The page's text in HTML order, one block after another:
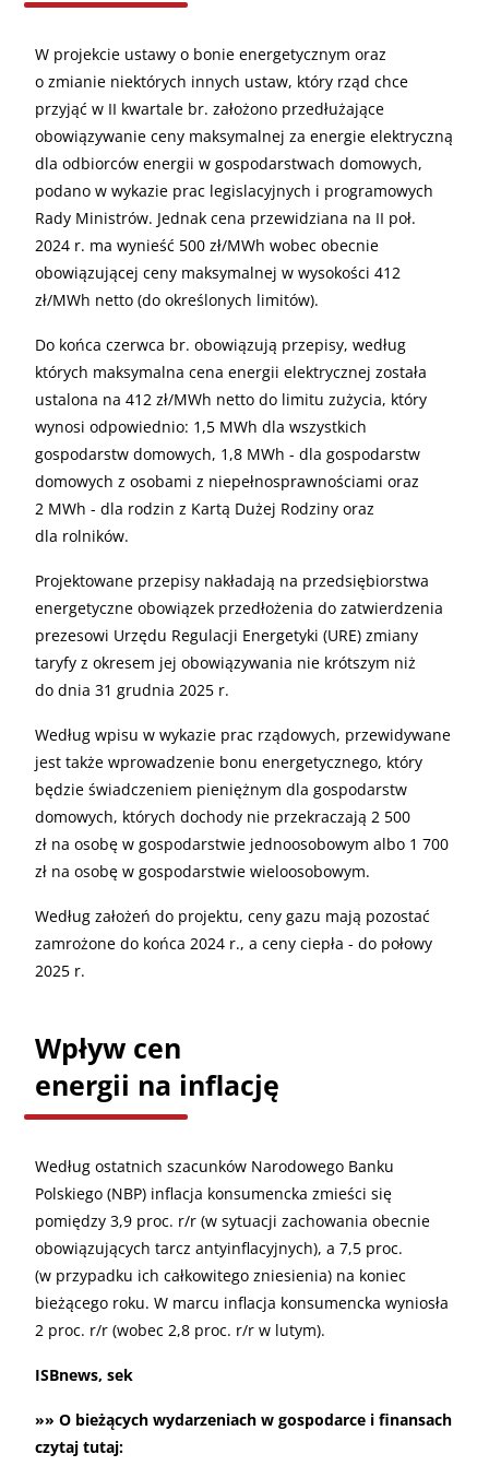
W projekcie ustawy o bonie energetycznym oraz
o zmianie niektórych innych ustaw, który rząd chce
przyjąć w II kwartale br. założono przedłużające
obowiązywanie ceny maksymalnej za energie elektryczną
dla odbiorców energii w gospodarstwach domowych,
podano w wykazie prac legislacyjnych i programowych
Rady Ministrów. Jednak cena przewidziana na II poł.
2024 r. ma wynieść 500 zł/MWh wobec obecnie
obowiązującej ceny maksymalnej w wysokości 412
zł/MWh netto (do określonych limitów).
Do końca czerwca br. obowiązują przepisy, według
których maksymalna cena energii elektrycznej została
ustalona na 412 zł/MWh netto do limitu zużycia, który
wynosi odpowiednio: 1,5 MWh dla wszystkich
gospodarstw domowych, 1,8 MWh - dla gospodarstw
domowych z osobami z niepełnosprawnościami oraz
2 MWh - dla rodzin z Kartą Dużej Rodziny oraz
dla rolników.
Projektowane przepisy nakładają na przedsiębiorstwa
energetyczne obowiązek przedłożenia do zatwierdzenia
prezesowi Urzędu Regulacji Energetyki (URE) zmiany
taryfy z okresem jej obowiązywania nie krótszym niż
do dnia 31 grudnia 2025 r.
Według wpisu w wykazie prac rządowych, przewidywane
jest także wprowadzenie bonu energetycznego, który
będzie świadczeniem pieniężnym dla gospodarstw
domowych, których dochody nie przekraczają 2 500
zł na osobę w gospodarstwie jednoosobowym albo 1 700
zł na osobę w gospodarstwie wieloosobowym.
Według założeń do projektu, ceny gazu mają pozostać
zamrożone do końca 2024 r., a ceny ciepła - do połowy
2025 r.
Wpływ cen
energii na inflację
Według ostatnich szacunków Narodowego Banku
Polskiego (NBP) inflacja konsumencka zmieści się
pomiędzy 3,9 proc. r/r (w sytuacji zachowania obecnie
obowiązujących tarcz antyinflacyjnych), a 7,5 proc.
(w przypadku ich całkowitego zniesienia) na koniec
bieżącego roku. W marcu inflacja konsumencka wyniosła
2 proc. r/r (wobec 2,8 proc. r/r w lutym).
ISBnews, sek
»» O bieżących wydarzeniach w gospodarce i finansach
czytaj tutaj: